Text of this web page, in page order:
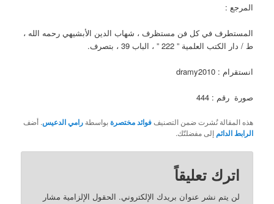
المرجع :
المستطرف في كل فن مستظرف ، شهاب الدين الأبشيهي رحمه الله ،
ط / دار الكتب العلمية ” 222 ” ، الباب 39 ، بتصرف.
انستقرام : dramy2010
صورة رقم : 444
هذه المقالة نُشرت ضمن التصنيففوائد مختصرةبواسطةرامي الدعيس. أضف
الرابط الدائم إلى مفضلتّك.
اترك تعليقاً
لن يتم نشر عنوان بريدك الإلكتروني. الحقول الإلزامية مشار